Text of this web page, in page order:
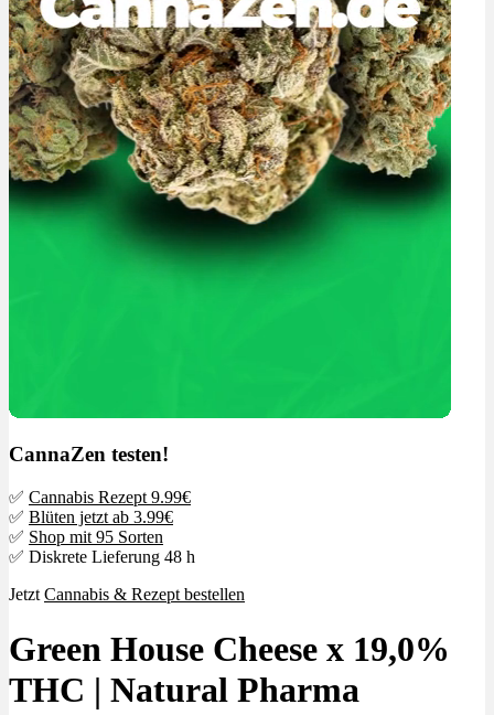
CannaZen testen!
✅ Cannabis Rezept 9.99€
✅ Blüten jetzt ab 3.99€
✅ Shop mit 95 Sorten
✅ Diskrete Lieferung 48 h
Jetzt Cannabis & Rezept bestellen
Green House Cheese x 19,0%
THC | Natural Pharma